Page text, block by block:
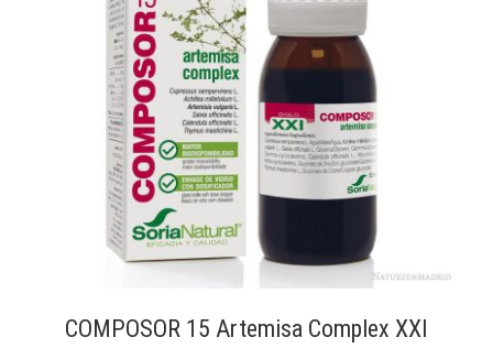
COMPOSOR 15 Artemisa Complex XXI